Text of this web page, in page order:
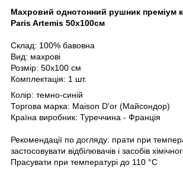
Махровий однотонний рушник преміум
Paris Artemis 50х100см
Склад: 100% бавовна
Вид: махрові
Розмір: 50х100 см
Комплектація: 1 шт.
Колір: темно-синій
Торгова марка: Maison D'or (Майсондор)
Країна виробник: Туреччина - Франція
Рекомендації по догляду: прати при
застосовувати відбілювачів і засобів
Прасувати при температурі до 110 °С